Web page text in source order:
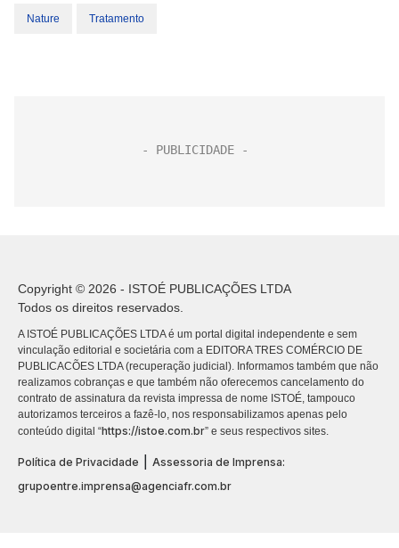
Nature Tratamento
Copyright © 2026 - ISTOÉ PUBLICAÇÕES LTDA
Todos os direitos reservados.
A ISTOÉ PUBLICAÇÕES LTDA é um portal digital independente e sem
vinculação editorial e societária com a EDITORA TRES COMÉRCIO DE
PUBLICACÕES LTDA (recuperação judicial). Informamos também que não
realizamos cobranças e que também não oferecemos cancelamento do
contrato de assinatura da revista impressa de nome ISTOÉ, tampouco
autorizamos terceiros a fazê-lo, nos responsabilizamos apenas pelo
conteúdo digital “https://istoe.com.br” e seus respectivos sites.
Política de Privacidade
Assessoria de Imprensa:
grupoentre.imprensa@agenciafr.com.br